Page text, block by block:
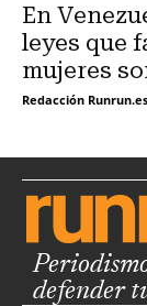
En
leyes que
mujeres
Redacción Runrun.es
defender